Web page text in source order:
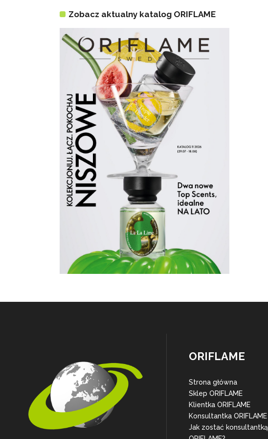
Zobacz aktualny katalog ORIFLAME
ORIFLAME
Strona główna
Sklep ORIFLAME
Klientka ORIFLAME
Konsultantka ORIFLAME
Jak zostać konsultantką